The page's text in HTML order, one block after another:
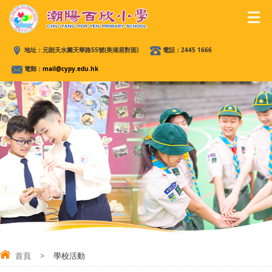
地址： 元朗天水圍天華路55號(美湖居對面) 電話： 2445 1666
電郵： mail@cypy.edu.hk
首頁 > 學校活動